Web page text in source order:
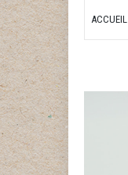
ACCUEIL